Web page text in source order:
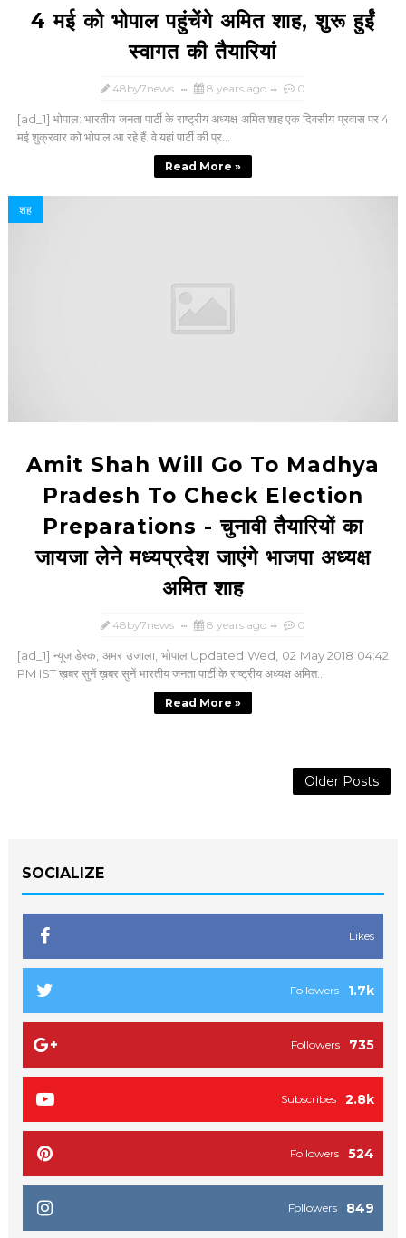
4 मई को भोपाल पहुंचेंगे अमित शाह, शुरू हुईं
स्वागत की तैयारियां
48by7news 8 years ago 0
[ad_1] भोपाल: भारतीय जनता पार्टी के राष्ट्रीय अध्यक्ष अमित शाह एक दिवसीय प्रवास पर 4
मई शुक्रवार को भोपाल आ रहे हैं. वे यहां पार्टी की प्र...
Read More »
शह
Amit Shah Will Go To Madhya
Pradesh To Check Election
Preparations - चुनावी तैयारियों का
जायजा लेने मध्यप्रदेश जाएंगे भाजपा अध्यक्ष
अमित शाह
48by7news 8 years ago 0
[ad_1] न्यूज डेस्क, अमर उजाला, भोपाल Updated Wed, 02 May 2018 04:42
PM IST ख़बर सुनें ख़बर सुनें भारतीय जनता पार्टी के राष्ट्रीय अध्यक्ष अमित...
Read More »
Older Posts
SOCIALIZE
Likes
1.7k
Followers
735
Followers
2.8k
Subscribes
524
Followers
849
Followers